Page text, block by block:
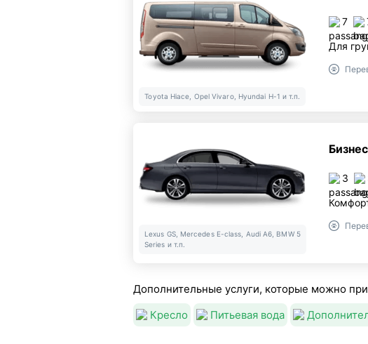
Toyota Hiace, Opel Vivaro, Hyundai H-1 и т.п.
7
Для
Lexus GS, Mercedes E-class, Audi A6, BMW 5
Series и т.п.
3
Дополнительные услуги, которые можно
Кресло
Питьевая вода